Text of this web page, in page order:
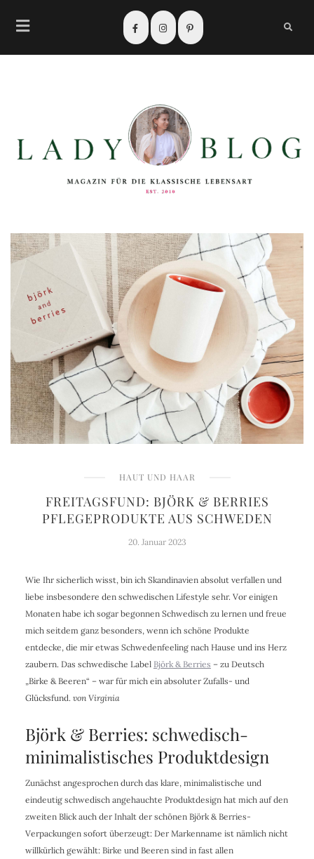
HAUT UND HAAR
FREITAGSFUND: BJÖRK & BERRIES
PFLEGEPRODUKTE AUS SCHWEDEN
20. Januar 2023
Wie Ihr sicherlich wisst, bin ich Skandinavien absolut verfallen und
liebe insbesondere den schwedischen Lifestyle sehr. Vor einigen
Monaten habe ich sogar begonnen Schwedisch zu lernen und freue
mich seitdem ganz besonders, wenn ich schöne Produkte
entdecke, die mir etwas Schwedenfeeling nach Hause und ins Herz
zaubern. Das schwedische Label Björk & Berries – zu Deutsch
„Birke & Beeren“ – war für mich ein absoluter Zufalls- und
Glücksfund. von Virginia
Björk & Berries: schwedisch-
minimalistisches Produktdesign
Zunächst angesprochen durch das klare, minimalistische und
eindeutig schwedisch angehauchte Produktdesign hat mich auf den
zweiten Blick auch der Inhalt der schönen Björk & Berries-
Verpackungen sofort überzeugt: Der Markenname ist nämlich nicht
willkürlich gewählt: Birke und Beeren sind in fast allen